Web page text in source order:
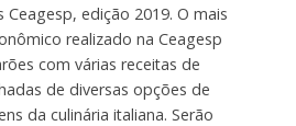
Ceagesp, edição 2019. O mais
realizado na Ceagesp
com várias receitas de
de diversas opções de
da culinária italiana. Serão